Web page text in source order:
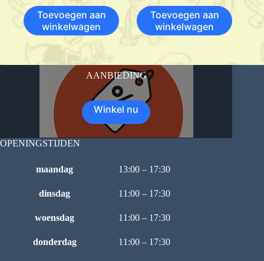
Toevoegen aan
winkelwagen
Toevoegen aan
winkelwagen
AANBIEDING
Winkel nu
OPENINGSTIJDEN
maandag 13:00 – 17:30
dinsdag 11:00 – 17:30
woensdag 11:00 – 17:30
donderdag 11:00 – 17:30